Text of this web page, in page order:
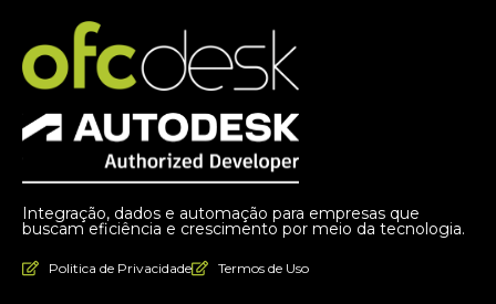
Integração, dados e automação para empresas que
buscam eficiência e crescimento por meio da tecnologia.
Politica de Privacidade Termos de Uso